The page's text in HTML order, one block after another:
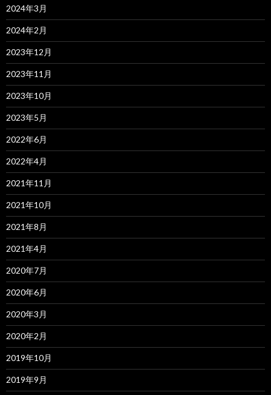
2024年3月
2024年2月
2023年12月
2023年11月
2023年10月
2023年5月
2022年6月
2022年4月
2021年11月
2021年10月
2021年8月
2021年4月
2020年7月
2020年6月
2020年3月
2020年2月
2019年10月
2019年9月